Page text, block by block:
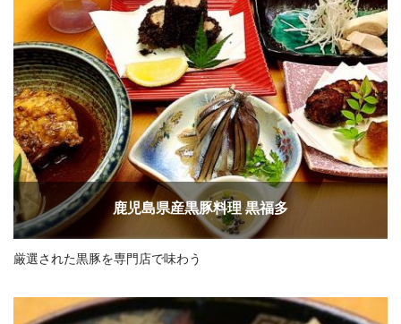
鹿児島県産黒豚料理 黒福多
厳選された黒豚を専門店で味わう